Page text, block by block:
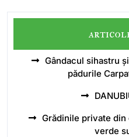
Gândacul sihastru
pădurile
Grădinile private
verde